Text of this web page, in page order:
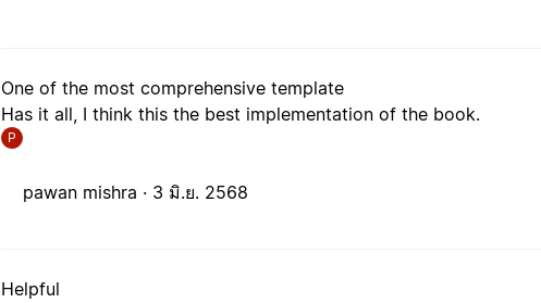
One of the most comprehensive template
Has it all, I think this the best implementation of the book.
P
pawan mishra · 3 มิ.ย. 2568
Helpful